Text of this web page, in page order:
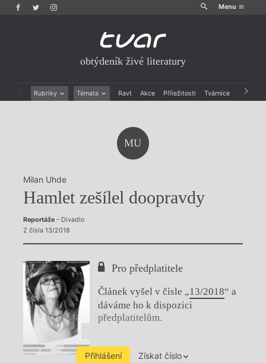
Menu
obtýdeník živé literatury
Rubriky Témata Ravt Akce Příležitosti Tvárnice Archiv
MU
Milan Uhde
Hamlet zešílel doopravdy
Reportáže– Divadlo
Z čísla 13/2018
Pro předplatitele
Článek vyšel v čísle „13/2018“ a
dáváme ho k dispozici
předplatitelům.
Přihlášení Získat číslo